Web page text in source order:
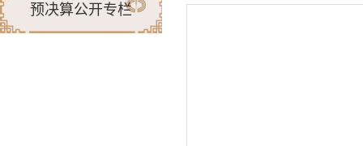
预决算公开专栏